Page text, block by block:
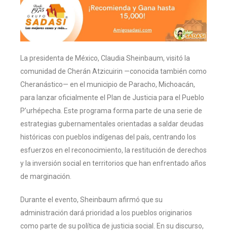
La presidenta de México, Claudia Sheinbaum, visitó la
comunidad de Cherán Atzicuirin —conocida también como
Cheranástico— en el municipio de Paracho, Michoacán,
para lanzar oficialmente el Plan de Justicia para el Pueblo
P’urhépecha. Este programa forma parte de una serie de
estrategias gubernamentales orientadas a saldar deudas
históricas con pueblos indígenas del país, centrando los
esfuerzos en el reconocimiento, la restitución de derechos
y la inversión social en territorios que han enfrentado años
de marginación.
Durante el evento, Sheinbaum afirmó que su
administración dará prioridad a los pueblos originarios
como parte de su política de justicia social. En su discurso,